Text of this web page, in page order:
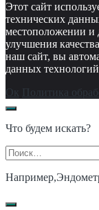
Этот сайт
технических
местоположении и
улучшения
наш сайт, вы
данных
Ок Политика
Что будем искать?
Найти:
Например,